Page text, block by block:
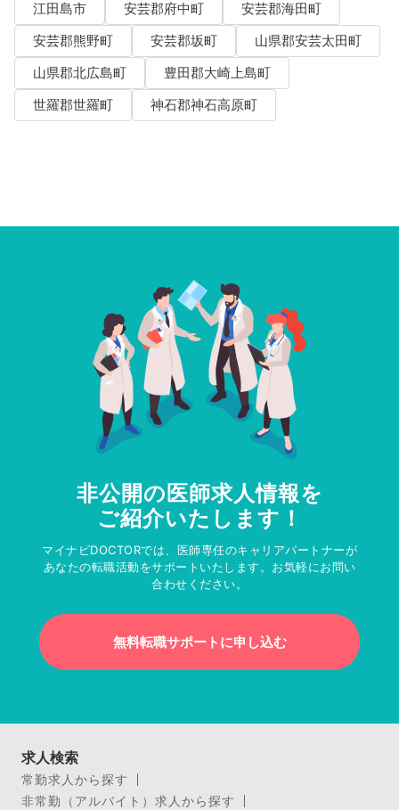
江田島市
安芸郡府中町
安芸郡海田町
安芸郡熊野町
安芸郡坂町
山県郡安芸太田町
山県郡北広島町
豊田郡大崎上島町
世羅郡世羅町
神石郡神石高原町
非公開の医師求人情報を
ご紹介いたします！
マイナビDOCTORでは、医師専任のキャリアパートナーが
あなたの転職活動をサポートいたします。お気軽にお問い
合わせください。
無料転職サポートに申し込む
求人検索
常勤求人から探す
非常勤（アルバイト）求人から探す